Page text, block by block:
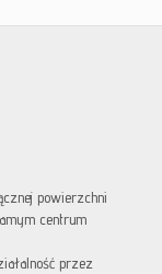
powierzchni
centrum
przez